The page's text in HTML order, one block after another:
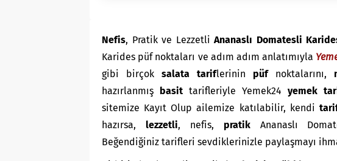
Nefis, Pratik ve LezzetliAnanaslı Domatesli
Karides püf noktaları ve adım adım anlatımıyla
gibi birçok salata tariflerinin püfnoktalarını,
hazırlanmış basittarifleriyle Yemek24 yemek
sitemize Kayıt Olup ailemize katılabilir, kendi
hazırsa, lezzetli, nefis, pratikAnanaslı
Beğendiğiniz tarifleri sevdiklerinizle paylaşmayı